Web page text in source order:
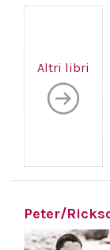
Altri libri
Peter/